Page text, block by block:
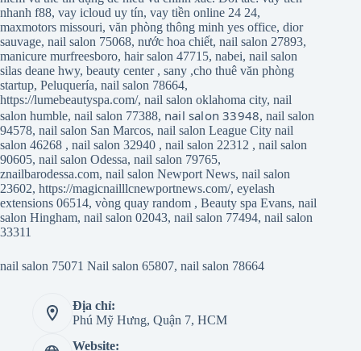
nhanh f88, vay icloud uy tín, vay tiền online 24 24,
maxmotors missouri, văn phòng thông minh yes office, dior
sauvage, nail salon 75068, nước hoa chiết, nail salon 27893,
manicure murfreesboro, hair salon 47715, nabei, nail salon
silas deane hwy, beauty center, sany ,cho thuê văn phòng
startup, Peluquería, nail salon 78664,
https://lumebeautyspa.com/, nail salon oklahoma city, nail
salon humble, nail salon 77388, nail salon 33948,nail salon
94578, nail salon San Marcos, nail salon League City nail
salon 46268 , nail salon 32940 , nail salon 22312 , nail salon
90605, nail salon Odessa, nail salon 79765,
znailbarodessa.com, nail salon Newport News, nail salon
23602, https://magicnailllcnewportnews.com/, eyelash
extensions 06514, vòng quay random , Beauty spa Evans, nail
salon Hingham, nail salon 02043, nail salon 77494, nail salon
33311
nail salon 75071 Nail salon 65807, nail salon 78664
Địa chỉ:
Phú Mỹ Hưng, Quận 7, HCM
Website: